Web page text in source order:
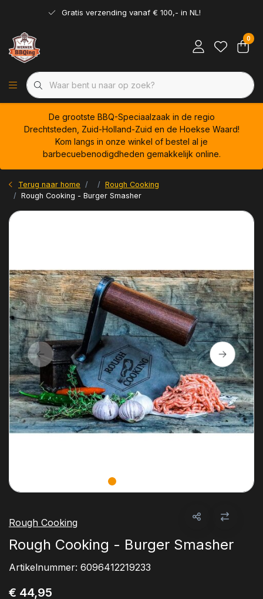
Gratis verzending vanaf € 100,- in NL!
0
De grootste BBQ-Speciaalzaak in de regio
Drechtsteden, Zuid-Holland-Zuid en de Hoekse Waard!
Kom langs in onze winkel of bestel al je
barbecuebenodigdheden gemakkelijk online.
Terug naar home
Rough Cooking
Rough Cooking - Burger Smasher
Rough Cooking
Rough Cooking - Burger Smasher
Artikelnummer: 6096412219233
€ 44,95